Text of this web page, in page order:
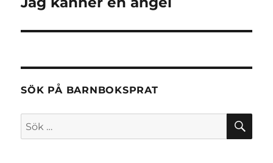
SÖK PÅ BARNBOKSPRAT
Sök